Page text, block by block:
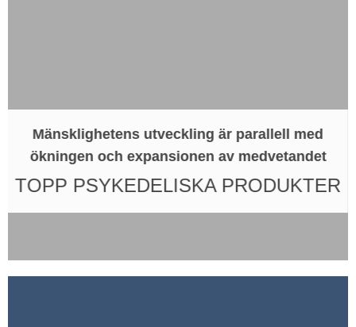
Mänsklighetens utveckling är parallell med
ökningen och expansionen av medvetandet
TOPP PSYKEDELISKA PRODUKTER